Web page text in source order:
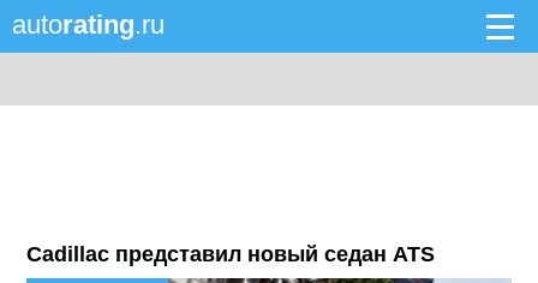
autorating.ru
Cadillac представил новый седан ATS